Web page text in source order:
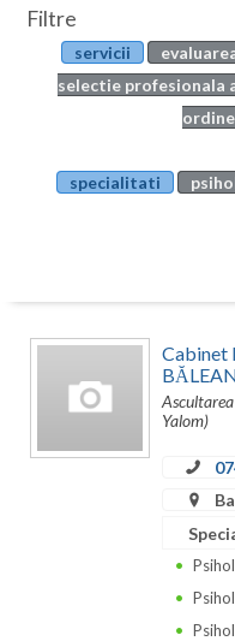
Botosani
Braila
Bucuresti
Constanta
Covasna
Articole
Evenimente
Filtre
servicii
selectie profesionala
specialitati
Cabinet
Yalom)